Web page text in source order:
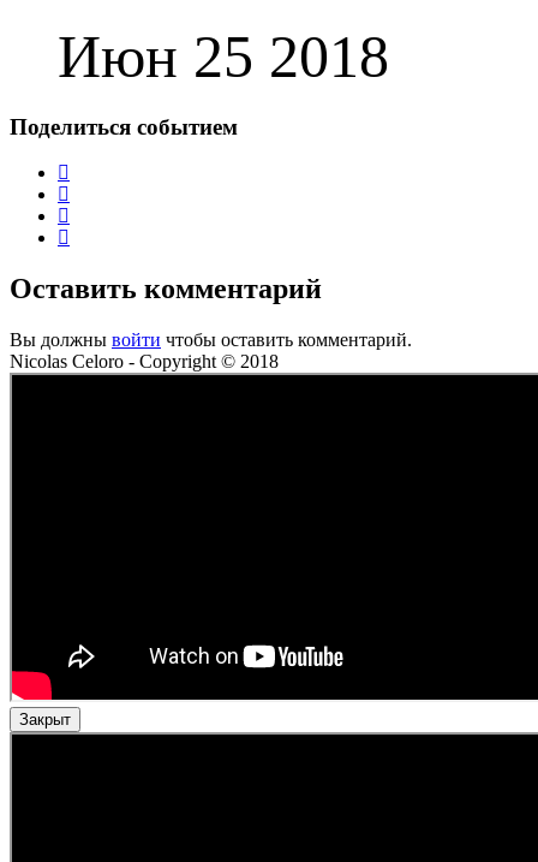
Июн 25 2018
Поделиться событием
Оставить комментарий
Вы должны войти чтобы оставить комментарий.
Nicolas Celoro - Copyright © 2018
Закрыт